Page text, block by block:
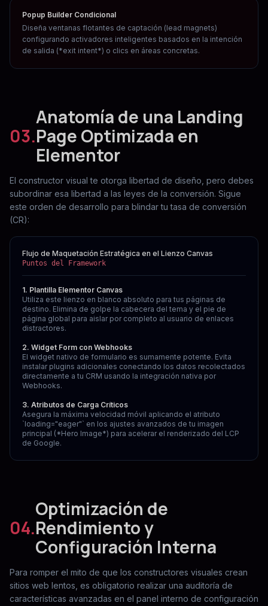
Popup Builder Condicional
Diseña ventanas flotantes de captación (lead magnets)
configurando activadores inteligentes basados en la intención
de salida (*exit intent*) o clics en áreas concretas.
03.
Anatomía de una Landing
Page Optimizada en
Elementor
El constructor visual te otorga libertad de diseño, pero debes
subordinar esa libertad a las leyes de la conversión. Sigue
este orden de desarrollo para blindar tu tasa de conversión
(CR):
Flujo de Maquetación Estratégica en el Lienzo Canvas
Puntos del Framework
1. Plantilla Elementor Canvas
Utiliza este lienzo en blanco absoluto para tus páginas de
destino. Elimina de golpe la cabecera del tema y el pie de
página global para aislar por completo al usuario de enlaces
distractores.
2. Widget Form con Webhooks
El widget nativo de formulario es sumamente potente. Evita
instalar plugins adicionales conectando los datos recolectados
directamente a tu CRM usando la integración nativa por
Webhooks.
3. Atributos de Carga Críticos
Asegura la máxima velocidad móvil aplicando el atributo
`loading="eager"` en los ajustes avanzados de tu imagen
principal (*Hero Image*) para acelerar el renderizado del LCP
de Google.
04.
Optimización de
Rendimiento y
Configuración Interna
Para romper el mito de que los constructores visuales crean
sitios web lentos, es obligatorio realizar una auditoría de
características avanzadas en el panel interno de configuración